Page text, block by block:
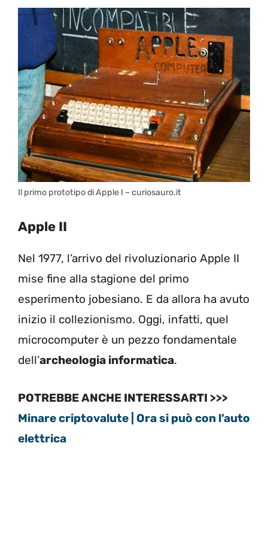
Il primo prototipo di Apple I – curiosauro.it
Apple II
Nel 1977, l’arrivo del rivoluzionario Apple II
mise fine alla stagione del primo
esperimento jobesiano. E da allora ha avuto
inizio il collezionismo. Oggi, infatti, quel
microcomputer è un pezzo fondamentale
dell’archeologia informatica.
POTREBBE ANCHE INTERESSARTI >>>
Minare criptovalute | Ora si può con l’auto
elettrica